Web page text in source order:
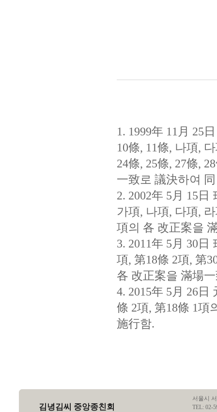
1. 1999年 11月 25
10條, 11條, 나項,
24條, 25條, 27條,
一致로 議決하여
2. 2002年 5月 15
가項, 나項, 다項,
項의 各 改正案을
3. 2011年 5月 30
項, 第18條 2項, 第
各 改正案을 滿場
4. 2015年 5月 26
條 2項, 第18條 1項
施行함.
김녕김씨 중앙종친회
서울시
TEL: 02-